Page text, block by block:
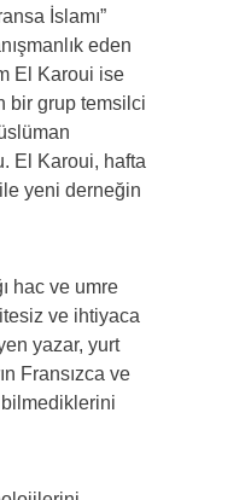
İslamı”
eden
El Karoui ise
bir grup temsilci
El Karoui, hafta
ile yeni derneğin
hac ve umre
ve ihtiyaca
yazar, yurt
Fransızca ve
bilmediklerini